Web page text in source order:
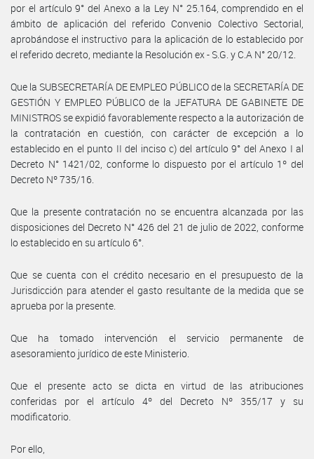
por el artículo 9° del Anexo a la Ley N° 25.164, comprendido en el
ámbito de aplicación del referido Convenio Colectivo Sectorial,
aprobándose el instructivo para la aplicación de lo establecido por
el referido decreto, mediante la Resolución ex - S.G. y C.A N° 20/12.
Que la SUBSECRETARÍA DE EMPLEO PÚBLICO de la SECRETARÍA DE
GESTIÓN Y EMPLEO PÚBLICO de la JEFATURA DE GABINETE DE
MINISTROS se expidió favorablemente respecto a la autorización de
la contratación en cuestión, con carácter de excepción a lo
establecido en el punto II del inciso c) del artículo 9° del Anexo I al
Decreto N° 1421/02, conforme lo dispuesto por el artículo 1º del
Decreto Nº 735/16.
Que la presente contratación no se encuentra alcanzada por las
disposiciones del Decreto N° 426 del 21 de julio de 2022, conforme
lo establecido en su artículo 6°.
Que se cuenta con el crédito necesario en el presupuesto de la
Jurisdicción para atender el gasto resultante de la medida que se
aprueba por la presente.
Que ha tomado intervención el servicio permanente de
asesoramiento jurídico de este Ministerio.
Que el presente acto se dicta en virtud de las atribuciones
conferidas por el artículo 4º del Decreto Nº 355/17 y su
modificatorio.
Por ello,